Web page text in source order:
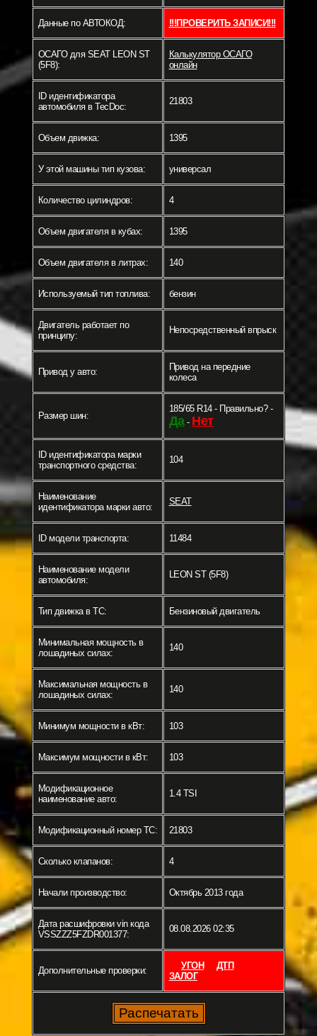
Данные по АВТОКОД: !!!ПРОВЕРИТЬ ЗАПИСИ!!!
ОСАГО для SEAT LEON ST
(5F8):
Калькулятор ОСАГО
онлайн
ID идентификатора
автомобиля в TecDoc:
21803
Объем движка: 1395
У этой машины тип кузова: универсал
Количество цилиндров: 4
Объем двигателя в кубах: 1395
Объем двигателя в литрах: 140
Используемый тип топлива: бензин
Двигатель работает по
принципу:
Непосредственный впрыск
Привод у авто:
Привод на передние
колеса
Размер шин:
185/65 R14 - Правильно? -
Да- Нет
ID идентификатора марки
транспортного средства:
104
Наименование
идентификатора марки авто:
SEAT
ID модели транспорта: 11484
Наименование модели
автомобиля:
LEON ST (5F8)
Тип движка в ТС: Бензиновый двигатель
Минимальная мощность в
лошадиных силах:
140
Максимальная мощность в
лошадиных силах:
140
Минимум мощности в кВт: 103
Максимум мощности в кВт: 103
Модификационное
наименование авто:
1.4 TSI
Модификационный номер ТС: 21803
Сколько клапанов: 4
Начали производство: Октябрь 2013 года
Дата расшифровки vin кода
VSSZZZ5FZDR001377:
08.08.2026 02:35
Дополнительные проверки: УГОН
ДТП
ЗАЛОГ